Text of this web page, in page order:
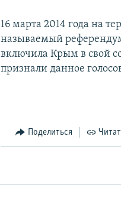
16 марта 2014 года на
называемый референдум
включила Крым в свой
признали данное
Поделиться